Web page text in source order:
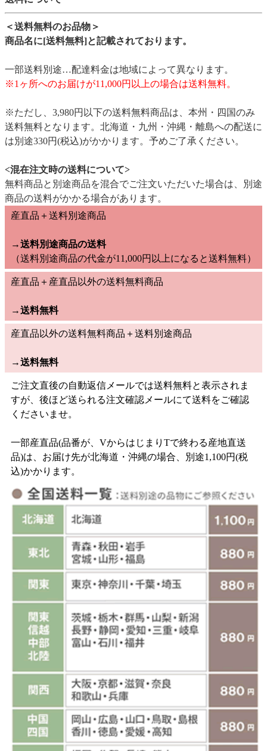
＜送料無料のお品物＞
商品名に[送料無料]と記載されております。
一部送料別途…配達料金は地域によって異なります。
※1ヶ所へのお届けが11,000円以上の場合は送料無料。
※ただし、3,980円以下の送料無料商品は、本州・四国のみ
送料無料となります。北海道・九州・沖縄・離島への配送に
は別途330円(税込)がかかります。予めご了承ください。
<混在注文時の送料について>
無料商品と別途商品を混合でご注文いただいた場合は、別途
商品の送料がかかる場合があります。
産直品＋送料別途商品
→送料別途商品の送料
（送料別途商品の代金が11,000円以上になると送料無料）
産直品＋産直品以外の送料無料商品
→送料無料
産直品以外の送料無料商品＋送料別途商品
→送料無料
ご注文直後の自動返信メールでは送料無料と表示されま
すが、後ほど送られる注文確認メールにて送料をご確認
くださいませ。
一部産直品(品番が、VからはじまりTで終わる産地直送
品)は、お届け先が北海道・沖縄の場合、別途1,100円(税
込)かかります。